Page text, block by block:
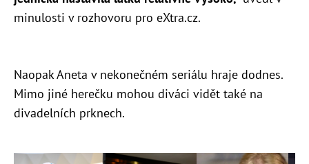
minulosti v rozhovoru pro eXtra.cz.
Naopak Aneta v nekonečném seriálu hraje dodnes.
Mimo jiné herečku mohou diváci vidět také na
divadelních prknech.